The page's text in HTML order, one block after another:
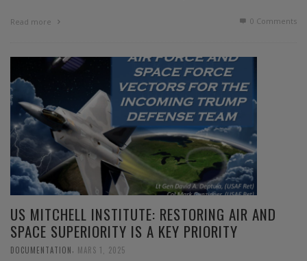
Read more 0 Comments
US MITCHELL INSTITUTE: RESTORING AIR AND
SPACE SUPERIORITY IS A KEY PRIORITY
DOCUMENTATION MARS 1, 2025